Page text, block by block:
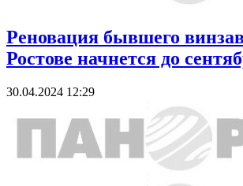
Реновация бывшего
Ростове начнется до
30.04.2024 12:29